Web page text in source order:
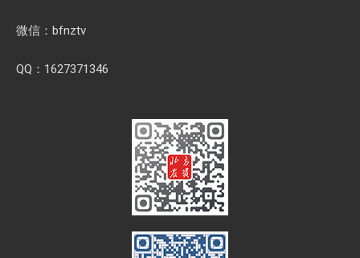
微信：bfnztv
QQ：1627371346